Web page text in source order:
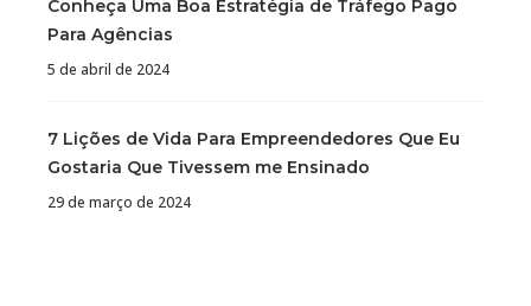
Conheça Uma Boa Estratégia de Tráfego Pago
Para Agências
5 de abril de 2024
7 Lições de Vida Para Empreendedores Que Eu
Gostaria Que Tivessem me Ensinado
29 de março de 2024